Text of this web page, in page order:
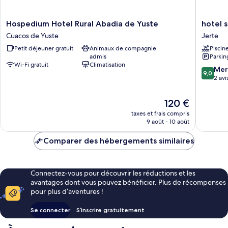
Hospedium
Hotel
Rural
Abadia
Yuste
Hospedium Hotel Rural Abadia de Yuste
Cuacos de Yuste
Petit déjeuner gratuit
Animaux de compagnie
admis
Wi-Fi gratuit
Climatisation
Le
nouveau
prix
de
120 €
taxes et frais compris
9 août - 10 août
hotel
spa
Aura
del
jerte
Jerte
hotel
Jerte
9.0
sur
9,0
2
Comparer des hébergements similaires
Connectez-vous pour découvrir les réductions et les
avantages dont vous pouvez bénéficier. Plus de récompenses
pour plus d’aventures !
Se connecter S’inscrire gratuitement